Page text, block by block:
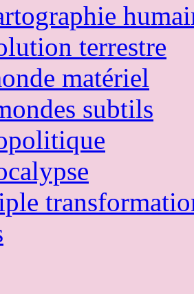
terrestre
matériel
subtils